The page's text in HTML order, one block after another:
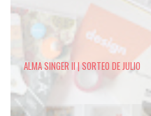
ALMA SINGER II | SORTEO DE JULIO